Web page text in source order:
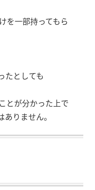
を一部持ってもら
たとしても
とが分かった上で
りません。